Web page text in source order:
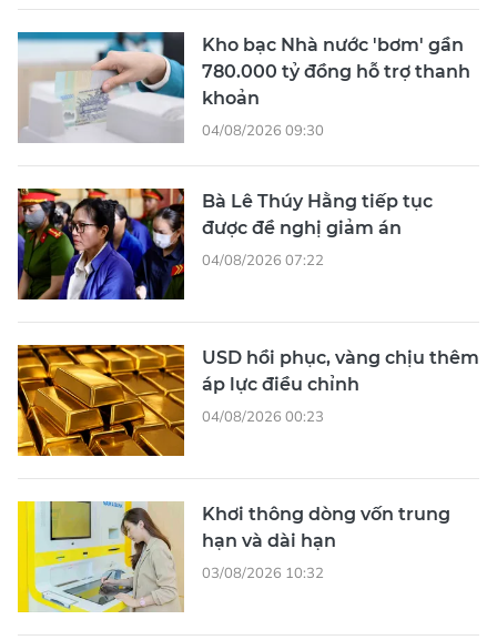
Kho bạc Nhà nước 'bơm' gần
780.000 tỷ đồng hỗ trợ thanh
khoản
04/08/2026 09:30
Bà Lê Thúy Hằng tiếp tục
được đề nghị giảm án
04/08/2026 07:22
USD hồi phục, vàng chịu thêm
áp lực điều chỉnh
04/08/2026 00:23
Khơi thông dòng vốn trung
hạn và dài hạn
03/08/2026 10:32